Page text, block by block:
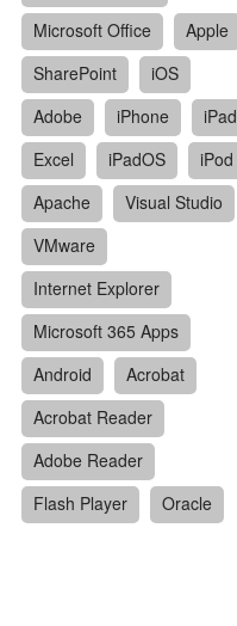
Microsoft Office
Apple
SharePoint
iOS
Adobe
iPhone
iPad
Excel
iPadOS
iPod
Apache
Visual Studio
VMware
Internet Explorer
Microsoft 365 Apps
Android
Acrobat
Acrobat Reader
Adobe Reader
Flash Player
Oracle